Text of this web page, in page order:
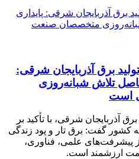
برق آذربایجان شرقی:
تلاش شبانه‌روزی
است
آذربایجان شرقی، با تأکید بر
گفت: برق تار و پود زندگی
پیشرفت‌های علمی، فناوری،
ارزشمند است.